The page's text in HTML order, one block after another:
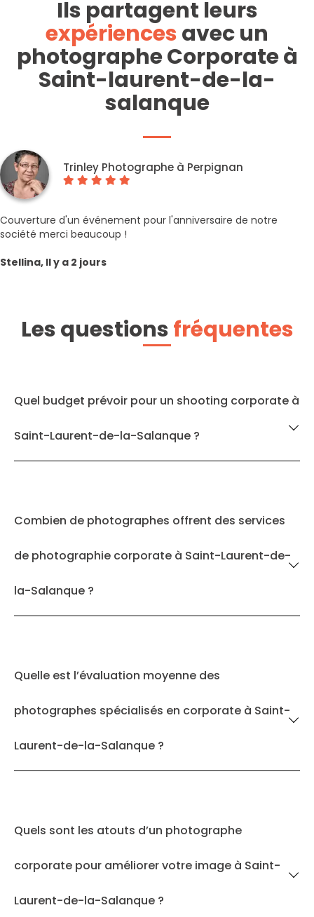
Ils partagent leurs
expériencesavec un
photographe Corporate à
Saint-laurent-de-la-
salanque
Trinley Photographe à Perpignan
Couverture d'un événement pour l'anniversaire de notre
société merci beaucoup !
Stellina, Il y a 2 jours
Les questionsfréquentes
Quel budget prévoir pour un shooting corporate à
Saint-Laurent-de-la-Salanque ?
Combien de photographes offrent des services
de photographie corporate à Saint-Laurent-de-
la-Salanque ?
Quelle est l’évaluation moyenne des
photographes spécialisés en corporate à Saint-
Laurent-de-la-Salanque ?
Quels sont les atouts d’un photographe
corporate pour améliorer votre image à Saint-
Laurent-de-la-Salanque ?